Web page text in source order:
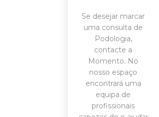
Se desejar marcar
uma consulta de
Podologia,
contacte a
Momento. No
nosso espaço
encontrará uma
equipa de
profissionais